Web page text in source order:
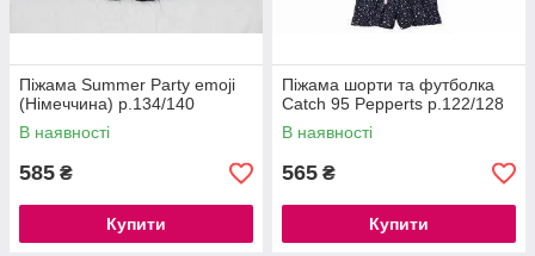
Піжама Summer Party emoji
(Німеччина) р.134/140
В наявності
585 ₴
Купити
Піжама шорти та футболка
Catch 95 Pepperts р.122/128
В наявності
565 ₴
Купити